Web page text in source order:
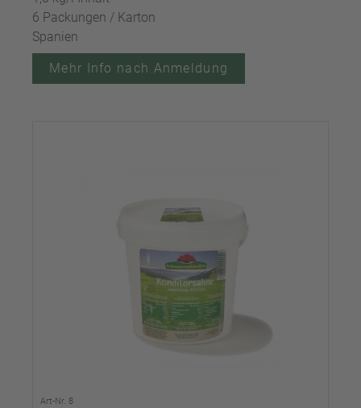
6 Packungen / Karton
Spanien
Mehr Info nach Anmeldung
Art-Nr. 8